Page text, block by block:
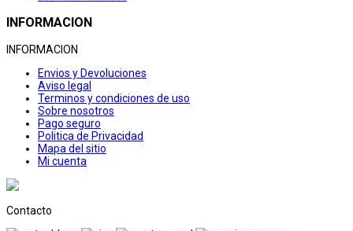
INFORMACION
INFORMACION
Envios y Devoluciones
Aviso legal
Terminos y condiciones de uso
Sobre nosotros
Pago seguro
Politica de Privacidad
Mapa del sitio
Mi cuenta
Contacto